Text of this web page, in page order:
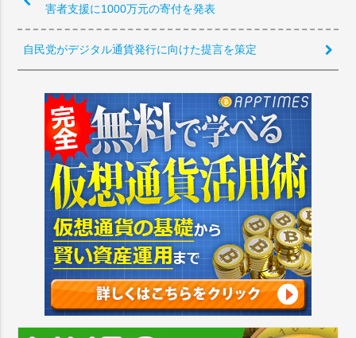
害者支援に1000万元の寄付を発表
自民党がデジタル通貨発行に向けた提言を策定